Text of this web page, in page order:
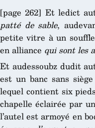
[page 262] Et ledict
patté de sable,
petite vitre à un
en alliance qui sont les
Et audessoubz dudit
est un banc sans
lequel contient six
chapelle éclairée par
l’autel est armoyé en